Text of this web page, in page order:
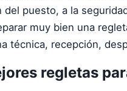
puesto, a la
muy bien una
técnica, recepción,
regletas